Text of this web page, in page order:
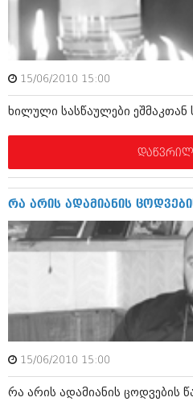
სპორტი
კადრს მიღმა
ავტორჩევები
გვარები
იუმორი
კალეიდოსკოპი
ჰოროსკოპი და შეუცნობელი
რომანი და დეტექტივი
სახალისო ამბები
ბელადები
ბიზნესსიახლეები
გვარები
კალეიდოსკოპი
ჰოროსკოპი და შეუცნობელი
კრიმინალი
სახალისო ამბები
დაიჯესტი
15/06/2010 15:00
ხილული სასწაულები
რა არის ადამიანის
15/06/2010 15:00
რა არის ადამიანის ცოდვების